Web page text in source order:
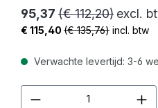
95,37 (€ 112,20) excl.
€ 115,40 (€ 135,76) incl. btw
Verwachte levertijd: 3-6